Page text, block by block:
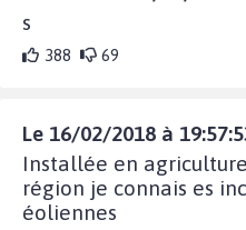
s
388 69
Le 16/02/2018 à
Installée en
région je connais es
éoliennes